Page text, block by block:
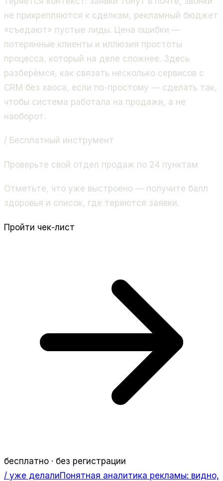
не прикрепляются к сделкам, рекламный бюджет
«съедают» пустые лиды. Цена ошибки —
потерянные клиенты и иллюзия простоты
процесса, который на деле сложнее. Здесь
разберёмся, как связать несколько сервисов с
CRM без хаоса, если по-простому — сделать так,
чтобы система работала на продажи, а не
наоборот.
/ Бесплатный инструмент
Проверьте свой отдел продаж по 24 пунктам
Отметьте, что уже выстроено — получите балл
здоровья и список, где теряются заявки.
Пройти чек-лист
бесплатно · без регистрации
/ уже делалиПонятная аналитика рекламы: видно,